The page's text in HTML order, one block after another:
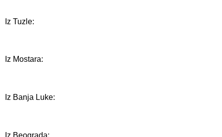
Iz Tuzle:
Iz Mostara:
Iz Banja Luke:
Iz Beograda: